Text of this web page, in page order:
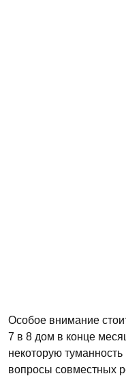
Особое внимание
7 в 8 дом в конце
некоторую
вопросы совместных